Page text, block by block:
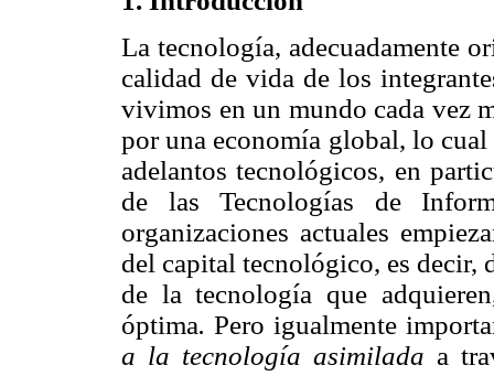
La tecnología, adecuadamente
calidad de vida de los
vivimos en un mundo cada vez
por una economía global, lo
adelantos tecnológicos, en
de las Tecnologías de
organizaciones actuales
del capital tecnológico, es decir,
de la tecnología que
óptima.Pero igualmente
a la tecnología asimilada a